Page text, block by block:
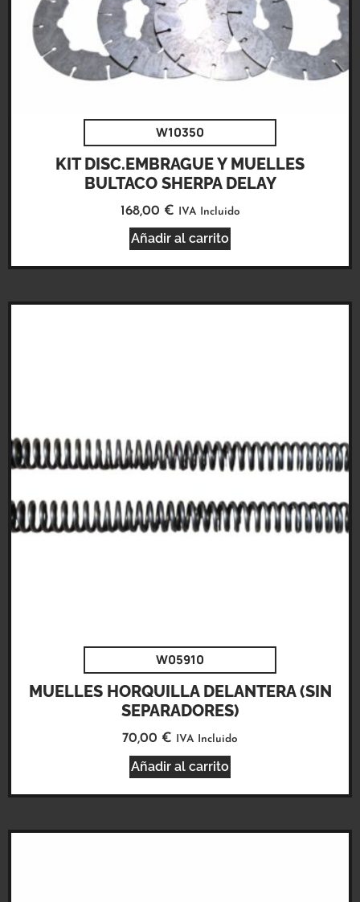
W10350
KIT DISC.EMBRAGUE Y MUELLES
BULTACO SHERPA DELAY
168,00 € IVA Incluido
Añadir al carrito
W05910
MUELLES HORQUILLA DELANTERA (SIN
SEPARADORES)
70,00 € IVA Incluido
Añadir al carrito